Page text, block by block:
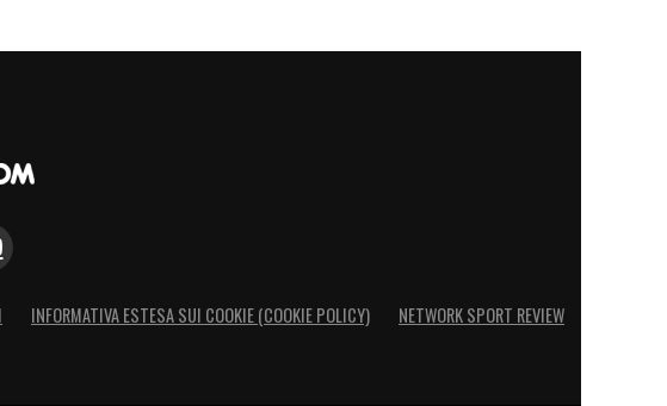
INFORMATIVA ESTESA SUI COOKIE (COOKIE POLICY) NETWORK SPORT REVIEW